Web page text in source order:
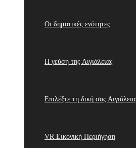
Οι δημοτικές ενότητες
Η γεύση της Αιγιάλειας
Επιλέξτε τη δική σας Αιγιάλεια
VR Εικονική Περιήγηση